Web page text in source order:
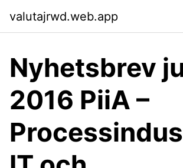
valutajrwd.web.app
Nyhetsbrev
2016 PiiA –